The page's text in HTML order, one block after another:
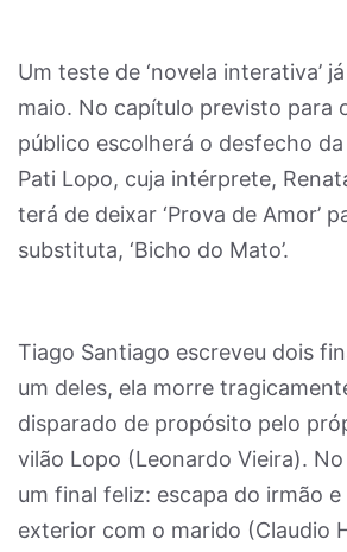
Um teste de ‘novela interativa’
maio. No capítulo previsto para
público escolherá o desfecho
Pati Lopo, cuja intérprete,
terá de deixar ‘Prova de Amor’
substituta, ‘Bicho do Mato’.
Tiago Santiago escreveu dois
um deles, ela morre
disparado de propósito pelo
vilão Lopo (Leonardo Vieira).
um final feliz: escapa do irmão
exterior com o marido (Claudio